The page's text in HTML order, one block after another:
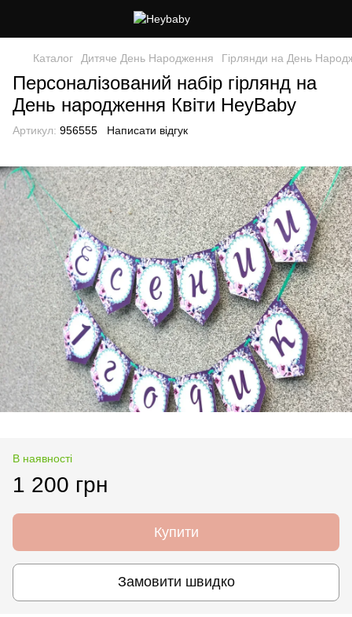
Каталог Дитяче День Народження Гірлянди на День
Персоналізований набір гірлянд на
День народження Квіти HeyBaby
Артикул: 956555 Написати відгук
В наявності
1 200 грн
Купити
Замовити швидко